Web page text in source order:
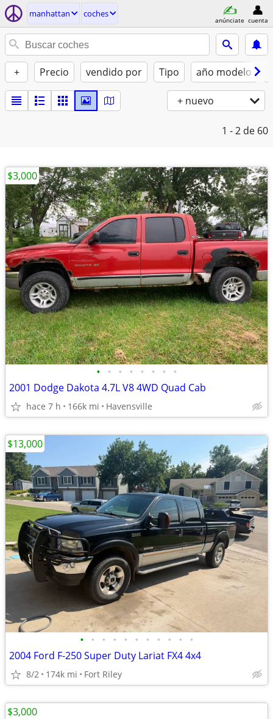
manhattan coches
anúnciate cuenta
+ Precio vendido por Tipo año modelo
+ nuevo
1 - 2 de 60
• • • • • • • •
2001 Dodge Dakota 4.7L V8 4WD Quad Cab
hace 7 h 166k mi Havensville
$3,000
• • • • • • • • • • •
2004 Ford F-250 Super Duty Lariat FX4 4x4
8/2 174k mi Fort Riley
$13,000
$3,000